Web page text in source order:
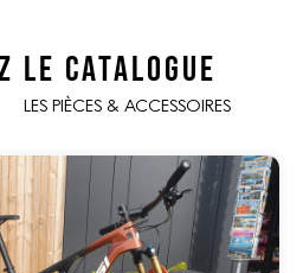
le catalogue
LES PIÈCES & ACCESSOIRES